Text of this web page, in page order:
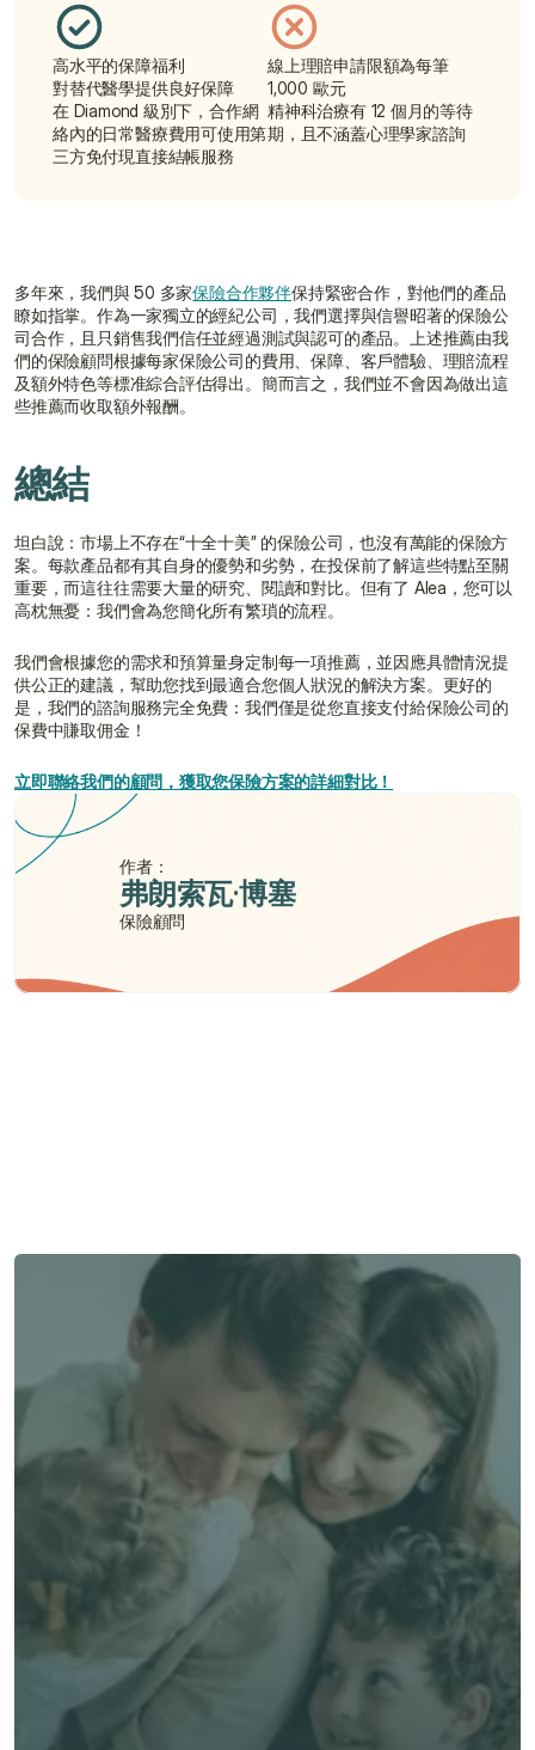
高水平的保障福利
對替代醫學提供良好保障
在 Diamond 級別下，合作網
絡內的日常醫療費用可使用第
三方免付現直接結帳服務
線上理賠申請限額為每筆
1,000 歐元
精神科治療有 12 個月的等待
期，且不涵蓋心理學家諮詢
多年來，我們與 50 多家保險合作夥伴保持緊密合作，對他們的產品
瞭如指掌。作為一家獨立的經紀公司，我們選擇與信譽昭著的保險公
司合作，且只銷售我們信任並經過測試與認可的產品。上述推薦由我
們的保險顧問根據每家保險公司的費用、保障、客戶體驗、理賠流程
及額外特色等標准綜合評估得出。簡而言之，我們並不會因為做出這
些推薦而收取額外報酬。
總結
坦白說：市場上不存在“十全十美” 的保險公司，也沒有萬能的保險方
案。每款產品都有其自身的優勢和劣勢，在投保前了解這些特點至關
重要，而這往往需要大量的研究、閱讀和對比。但有了 Alea，您可以
高枕無憂：我們會為您簡化所有繁瑣的流程。
我們會根據您的需求和預算量身定制每一項推薦，並因應具體情況提
供公正的建議，幫助您找到最適合您個人狀況的解決方案。更好的
是，我們的諮詢服務完全免費：我們僅是從您直接支付給保險公司的
保費中賺取佣金！
立即聯絡我們的顧問，獲取您保險方案的詳細對比！
作者：
弗朗索瓦·博塞
保險顧問
了解 Alea 賣點
免費獲得個人化專屬報價
專業客觀建議，全程貼心跟進
節省時間與保費成本，享無憂投保體驗